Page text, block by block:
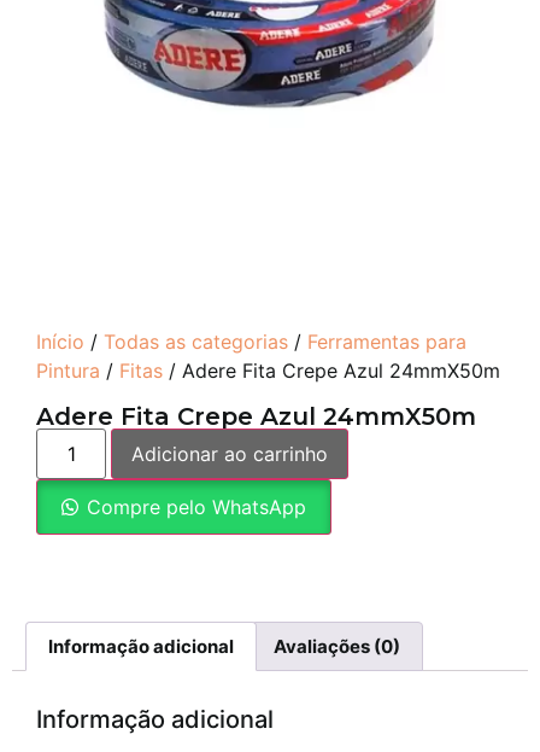
Início / Todas as categorias / Ferramentas para
Pintura / Fitas / Adere Fita Crepe Azul 24mmX50m
Adere Fita Crepe Azul 24mmX50m
Adicionar ao carrinho
Compre pelo WhatsApp
Informação adicional Avaliações (0)
Informação adicional